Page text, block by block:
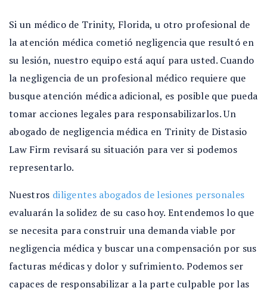
Si un médico de Trinity, Florida, u otro profesional de
la atención médica cometió negligencia que resultó en
su lesión, nuestro equipo está aquí para usted. Cuando
la negligencia de un profesional médico requiere que
busque atención médica adicional, es posible que pueda
tomar acciones legales para responsabilizarlos. Un
abogado de negligencia médica en Trinity de Distasio
Law Firm revisará su situación para ver si podemos
representarlo.
Nuestros diligentes abogados de lesiones personales
evaluarán la solidez de su caso hoy. Entendemos lo que
se necesita para construir una demanda viable por
negligencia médica y buscar una compensación por sus
facturas médicas y dolor y sufrimiento. Podemos ser
capaces de responsabilizar a la parte culpable por las